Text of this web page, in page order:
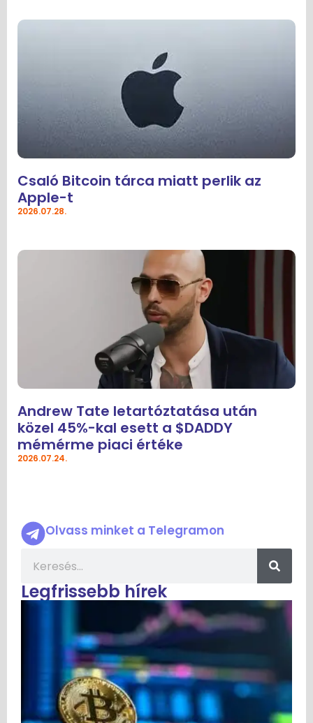
Csaló Bitcoin tárca miatt perlik az
Apple-t
2026.07.28.
Andrew Tate letartóztatása után
közel 45%-kal esett a $DADDY
mémérme piaci értéke
2026.07.24.
Olvass minket a Telegramon
Legfrissebb hírek